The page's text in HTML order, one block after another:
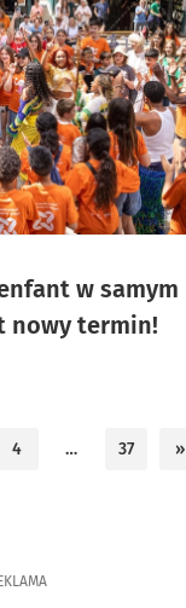
w samym
nowy termin!
4 … 37 »